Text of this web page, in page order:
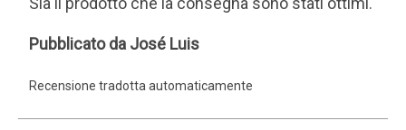
Squisito
L'ho comprato per un regalo e la persona lo ha
adorato.
Adriana
Pubblicato da Adriana